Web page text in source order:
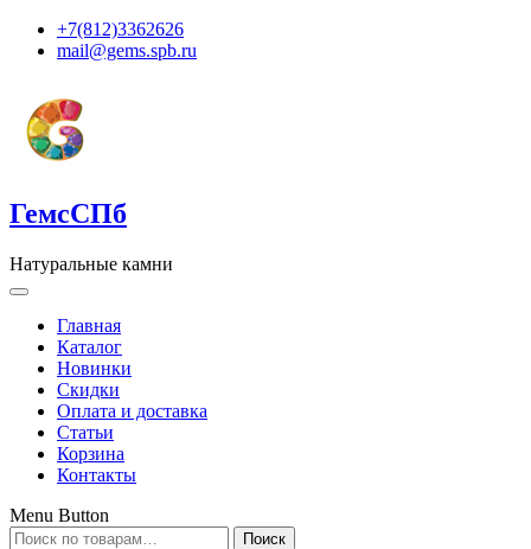
+7(812)3362626
mail@gems.spb.ru
ГемсСПб
Натуральные камни
Главная
Каталог
Новинки
Скидки
Оплата и доставка
Статьи
Корзина
Контакты
Menu Button
Искать:
Поиск